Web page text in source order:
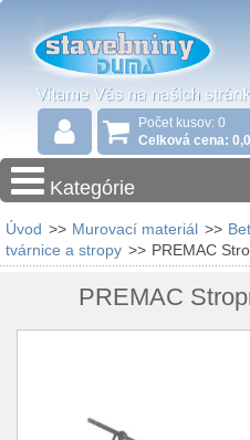
Počet kusov: 0
Celková cena:
Kategórie
Úvod >> Murovací materiál >>
tvárnice a stropy >> PREMAC
PREMAC